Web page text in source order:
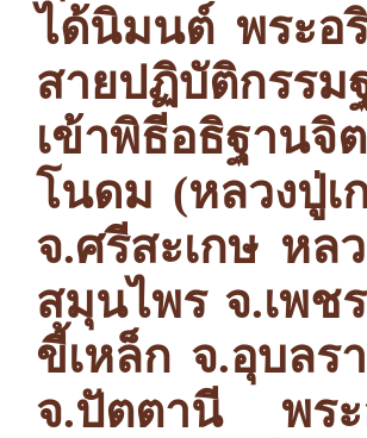
ได้นิมนต์ พระอ
สายปฏิบัติกรร
เข้าพิธีอธิฐาน
โนดม (หลวงปู่เ
จ.ศรีสะเกษ หล
สมุนไพร จ.เพ
ขี้เหล็ก จ.อุบลร
จ.ปัตตานี พร